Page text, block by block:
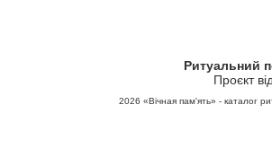
Ритуальний
Проєкт
2026 «Вічная пам'ять» - каталог